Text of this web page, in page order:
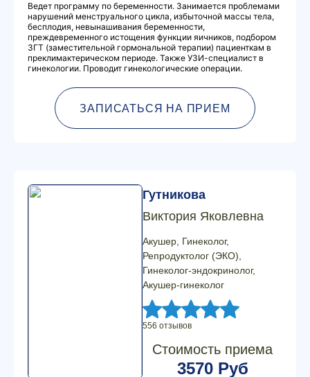
Ведет программу по беременности. Занимается проблемами
нарушений менструального цикла, избыточной массы тела,
бесплодия, невынашивания беременности,
преждевременного истощения функции яичников, подбором
ЗГТ (заместительной гормональной терапии) пациенткам в
преклимактерическом периоде. Также УЗИ-специалист в
гинекологии. Проводит гинекологические операции.
ЗАПИСАТЬСЯ НА ПРИЕМ
Гутникова
Виктория Яковлевна
Акушер, Гинеколог,
Репродуктолог (ЭКО),
Гинеколог-эндокринолог,
Акушер-гинеколог
556 отзывов
Стоимость приема
3570 Руб